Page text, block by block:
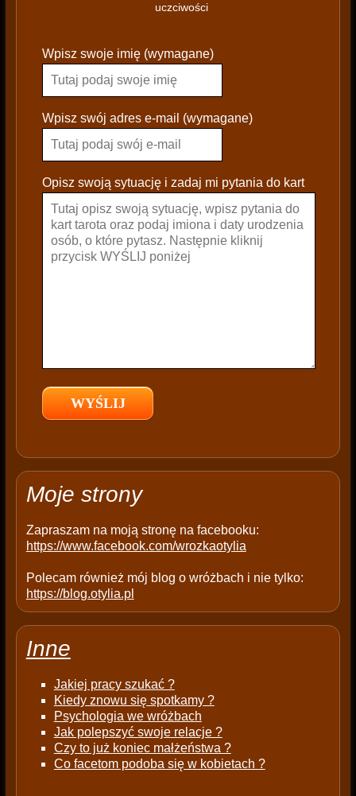
uczciwości
l
a
s
e
a
e
e
p
y
Wpisz swoje imię (wymagane)
Wpisz swój adres e-mail (wymagane)
Opisz swoją sytuację i zadaj mi pytania do kart
Moje strony
Zapraszam na moją stronę na facebooku:
https://www.facebook.com/wrozkaotylia
Polecam również mój blog o wróżbach i nie tylko:
https://blog.otylia.pl
Inne
Jakiej pracy szukać ?
Kiedy znowu się spotkamy ?
Psychologia we wróżbach
Jak polepszyć swoje relacje ?
Czy to już koniec małżeństwa ?
Co facetom podoba się w kobietach ?